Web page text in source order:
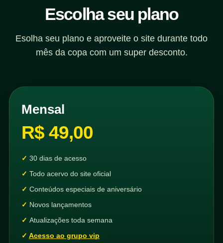
Escolha seu plano
Esolha seu plano e aproveite o site durante todo
mês da copa com um super desconto.
Mensal
R$ 49,00
30 dias de acesso
Todo acervo do site oficial
Conteúdos especiais de aniversário
Novos lançamentos
Atualizações toda semana
Acesso ao grupo vip